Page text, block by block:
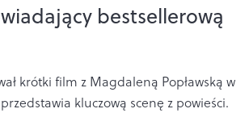
bestsellerową
krótki film z Magdaleną Popławską w
kluczową scenę z powieści.